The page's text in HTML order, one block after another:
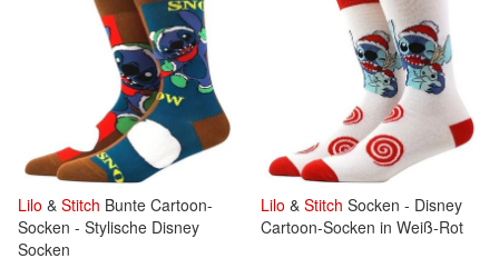
Lilo & Stitch Bunte Cartoon-
Socken - Stylische Disney
Socken
Lilo & Stitch Socken - Disney
Cartoon-Socken in Weiß-Rot